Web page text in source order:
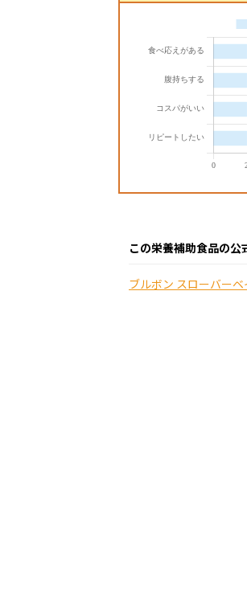
この栄養補助食品の公
ブルボン スローバー